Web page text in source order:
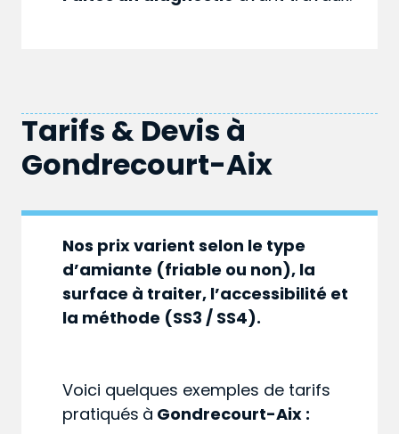
Tarifs & Devis à
Gondrecourt-Aix
Nos prix varient selon le type
d’amiante (friable ou non), la
surface à traiter, l’accessibilité et
la méthode (SS3 / SS4).
Voici quelques exemples de tarifs
pratiqués à Gondrecourt-Aix :